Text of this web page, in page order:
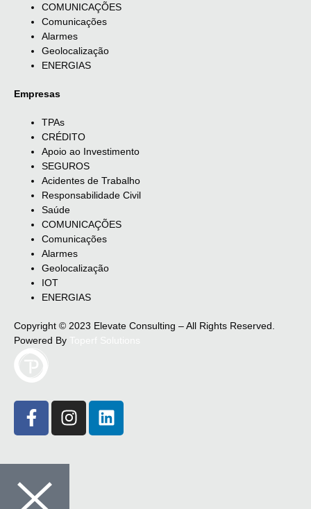
COMUNICAÇÕES
Comunicações
Alarmes
Geolocalização
ENERGIAS
Empresas
TPAs
CRÉDITO
Apoio ao Investimento
SEGUROS
Acidentes de Trabalho
Responsabilidade Civil
Saúde
COMUNICAÇÕES
Comunicações
Alarmes
Geolocalização
IOT
ENERGIAS
Copyright © 2023 Elevate Consulting – All Rights Reserved.
Powered By